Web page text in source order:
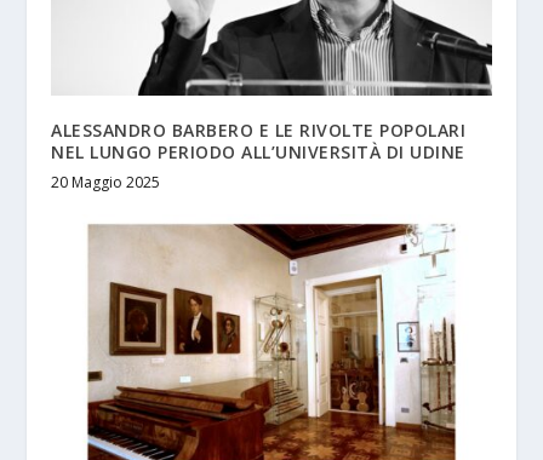
ALESSANDRO BARBERO E LE RIVOLTE POPOLARI
NEL LUNGO PERIODO ALL’UNIVERSITÀ DI UDINE
20 Maggio 2025